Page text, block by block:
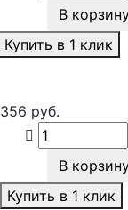
В
Купить в 1 клик
356 руб.
В
Купить в 1 клик